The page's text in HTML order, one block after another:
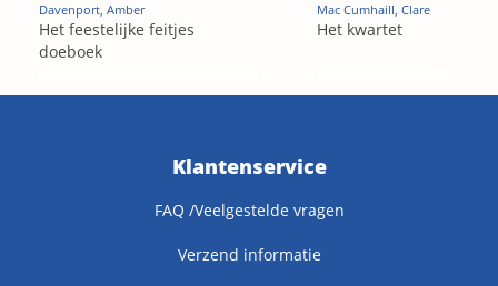
Davenport, Amber
Het feestelijke feitjes
doeboek
Mac Cumhaill, Clare
Het kwartet
Klantenservice
FAQ /Veelgestelde vragen
Verzend informatie